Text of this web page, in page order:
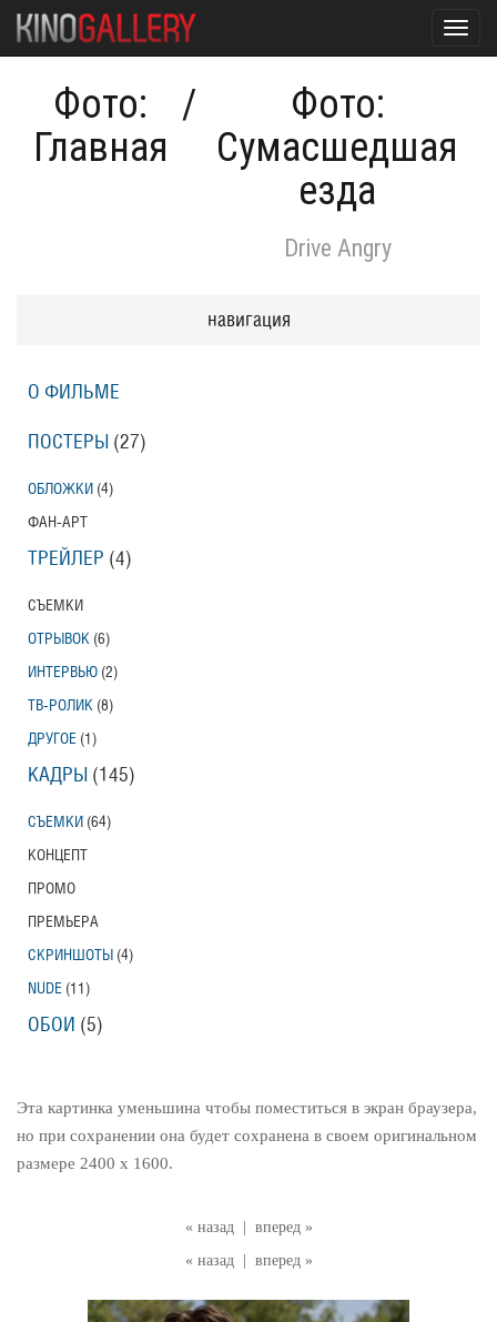
Фото:
Главная
/
Фото:
Сумасшедшая
езда
Drive Angry
« назад
вперед »
« назад
вперед »
Эта картинка уменьшина чтобы поместиться в экран браузера,
но при сохранении она будет сохранена в своем оригинальном
размере 2400 x 1600.
навигация
О ФИЛЬМЕ
ПОСТЕРЫ (27)
ОБЛОЖКИ (4)
ФАН-АРТ
ТРЕЙЛЕР (4)
СЪЕМКИ
ОТРЫВОК (6)
ИНТЕРВЬЮ (2)
ТВ-РОЛИК (8)
ДРУГОЕ (1)
КАДРЫ (145)
СЪЕМКИ (64)
КОНЦЕПТ
ПРОМО
ПРЕМЬЕРА
СКРИНШОТЫ (4)
NUDE (11)
ОБОИ (5)